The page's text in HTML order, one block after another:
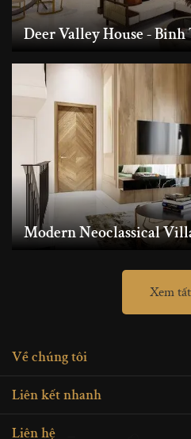
Deer Valley House -
Modern Neoclassical
Xem
Về chúng tôi
Liên kết nhanh
Liên hệ